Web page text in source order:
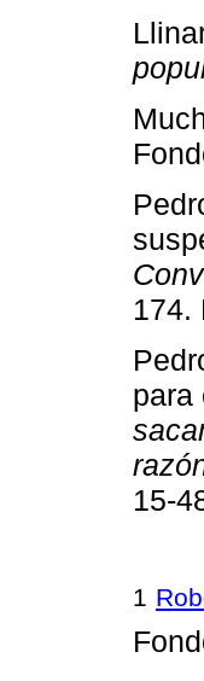
174.
para
15-
1